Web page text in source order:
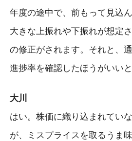
年度の途中で、前もって見込
大きな上振れや下振れが想定
の修正がされます。それと、
進捗率を確認したほうがいい
大川
はい。株価に織り込まれてい
が、ミスプライスを取るうま